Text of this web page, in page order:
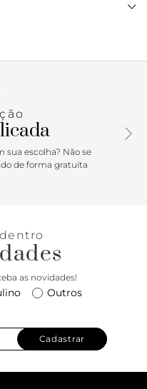
sua escolha? Não se
de forma gratuita
as novidades!
Outros
Cadastrar